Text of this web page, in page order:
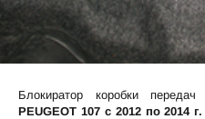
Блокиратор коробки передач
PEUGEOT 107 c 2012 по 2014